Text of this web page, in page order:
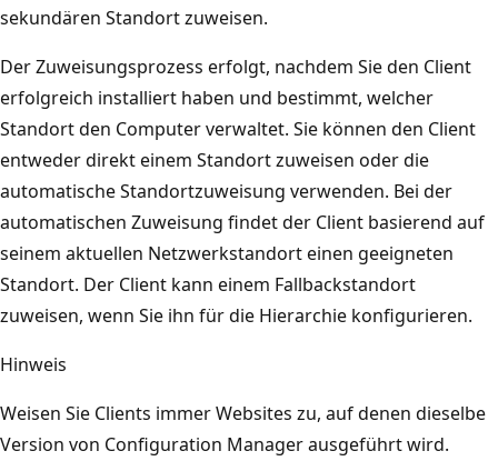
sekundären Standort zuweisen.
Der Zuweisungsprozess erfolgt, nachdem Sie den Client
erfolgreich installiert haben und bestimmt, welcher
Standort den Computer verwaltet. Sie können den Client
entweder direkt einem Standort zuweisen oder die
automatische Standortzuweisung verwenden. Bei der
automatischen Zuweisung findet der Client basierend auf
seinem aktuellen Netzwerkstandort einen geeigneten
Standort. Der Client kann einem Fallbackstandort
zuweisen, wenn Sie ihn für die Hierarchie konfigurieren.
Hinweis
Weisen Sie Clients immer Websites zu, auf denen dieselbe
Version von Configuration Manager ausgeführt wird.